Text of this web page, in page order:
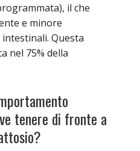
il che
e minore
Questa
nel 75% della
tenere di fronte a